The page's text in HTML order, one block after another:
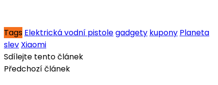
Tags Elektrická vodní pistolegadgety kupony Planeta
slev Xiaomi
Sdílejte tento článek
Předchozí článek